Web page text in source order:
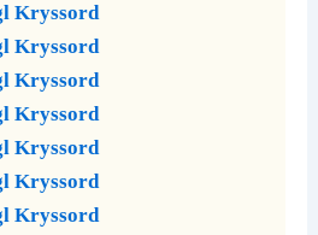
o
Kryssord
Kryssord
Kryssord
Kryssord
Kryssord
Kryssord
Kryssord